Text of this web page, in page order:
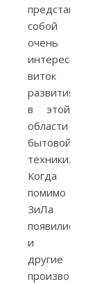
представляли
собой
очень
интересный
виток
развития
в этой
области
бытовой
техники.
Когда
помимо
ЗиЛа
появились
и
другие
производители,